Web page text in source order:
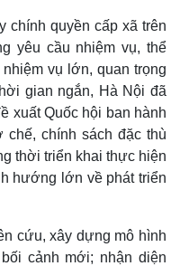
chính quyền cấp xã trên
yêu cầu nhiệm vụ, thể
vụ lớn, quan trọng
gian ngắn, Hà Nội đã
xuất Quốc hội ban hành
chế, chính sách đặc thù
thời triển khai thực hiện
hướng lớn về phát triển
cứu, xây dựng mô hình
cảnh mới; nhận diện